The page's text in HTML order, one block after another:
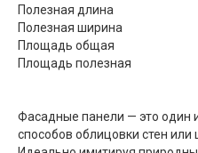
Полезная длина
Полезная ширина
Площадь общая
Площадь полезная
Фасадные панели — это один
способов облицовки стен или